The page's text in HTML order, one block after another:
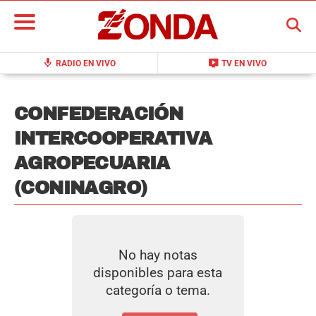
mic RADIO EN VIVO live_tv TV EN VIVO
BUSCAR
CONFEDERACIÓN
INTERCOOPERATIVA
AGROPECUARIA
(CONINAGRO)
No hay notas
disponibles para esta
categoría o tema.